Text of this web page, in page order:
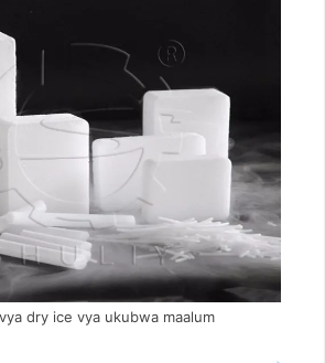
dry ice vya ukubwa maalum